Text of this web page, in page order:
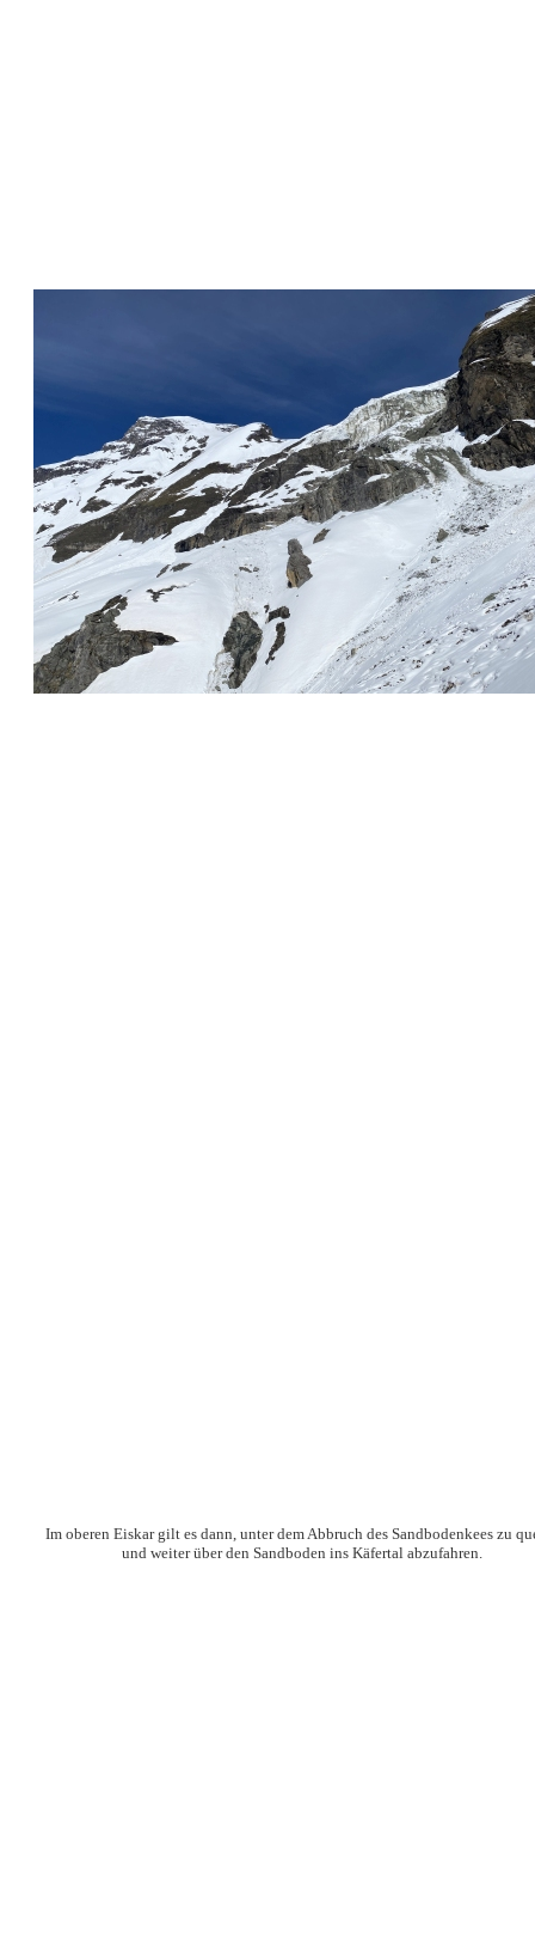
Im oberen Eiskar gilt es dann, unter dem Abbruch des Sandbodenkees zu
und weiter über den Sandboden ins Käfertal abzufahren.